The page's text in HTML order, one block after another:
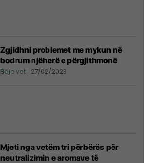
Zgjidhni problemet me mykun në
bodrum njëherë e përgjithmonë
Bëje vet 27/02/2023
Mjeti nga vetëm tri përbërës për
neutralizimin e aromave të